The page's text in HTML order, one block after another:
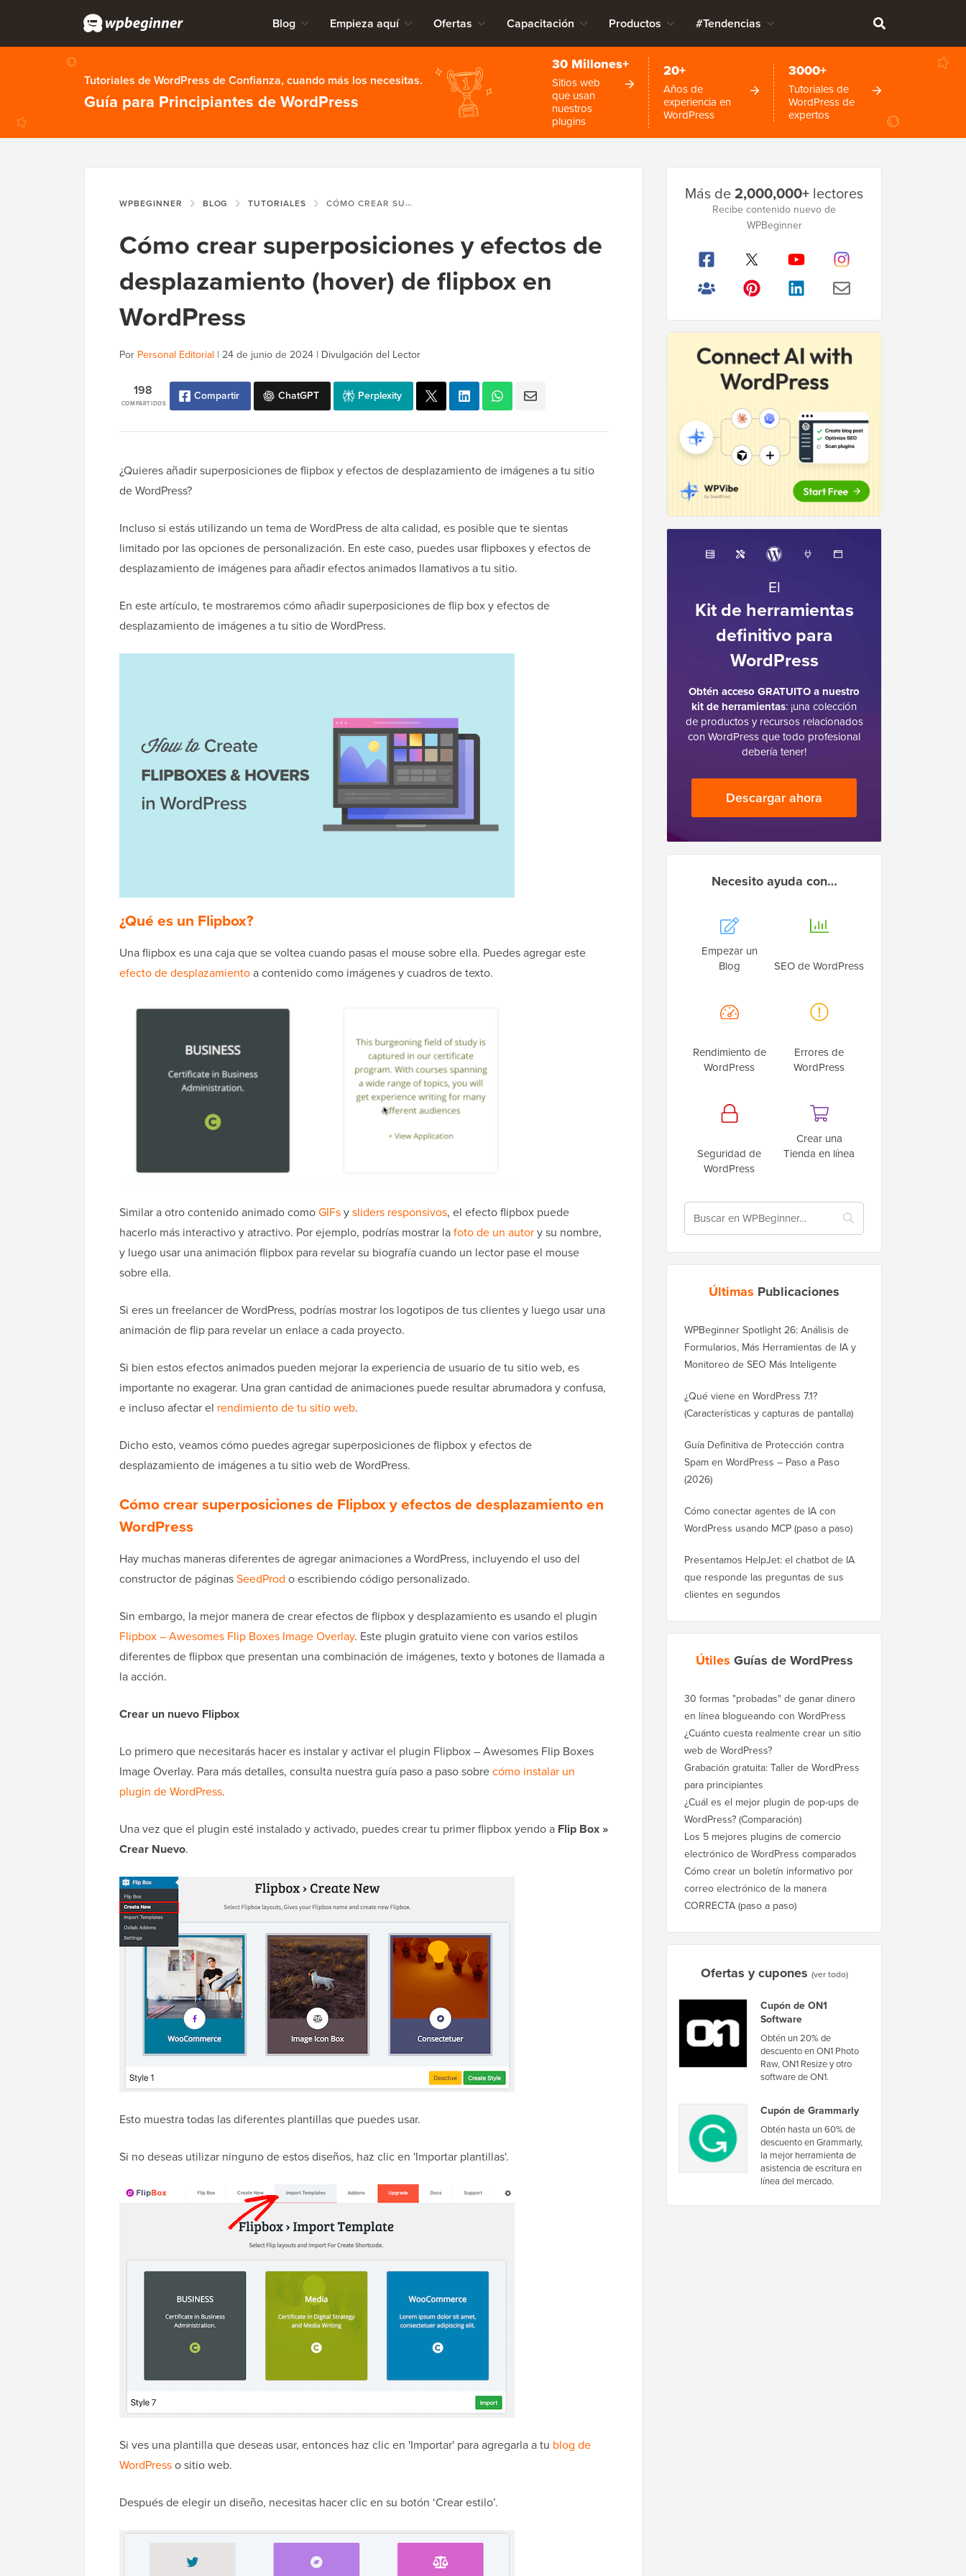
Blog Empieza aquí Ofertas Capacitación Productos #Tendencias
Tutoriales de WordPress de Confianza, cuando más los necesitas.
Guía para Principiantes de WordPress
30 Millones+
Sitios web
que usan
nuestros
plugins
20+
Años de
experiencia en
WordPress
3000+
Tutoriales de
WordPress de
expertos
WPBEGINNER BLOG TUTORIALES CÓMO CREAR SUPERPOSICIONES Y EFECTOS DE DESPLAZAMIENTO (HOVER) DE FLIPBOX EN WORDPRESS
Cómo crear superposiciones y efectos de
desplazamiento (hover) de flipbox en
WordPress
Por Personal Editorial | 24 de junio de 2024 | Divulgación del Lector
COMPARTIDOS
198 Compartir ChatGPT Perplexity
¿Quieres añadir superposiciones de flipbox y efectos de desplazamiento de imágenes a tu sitio
de WordPress?
Incluso si estás utilizando un tema de WordPress de alta calidad, es posible que te sientas
limitado por las opciones de personalización. En este caso, puedes usar flipboxes y efectos de
desplazamiento de imágenes para añadir efectos animados llamativos a tu sitio.
En este artículo, te mostraremos cómo añadir superposiciones de flip box y efectos de
desplazamiento de imágenes a tu sitio de WordPress.
¿Qué es un Flipbox?
Una flipbox es una caja que se voltea cuando pasas el mouse sobre ella. Puedes agregar este
efecto de desplazamientoa contenido como imágenes y cuadros de texto.
Similar a otro contenido animado comoGIFsysliders responsivos, el efecto flipbox puede
hacerlo más interactivo y atractivo. Por ejemplo, podrías mostrar lafoto de un autory su nombre,
y luego usar una animación flipbox para revelar su biografía cuando un lector pase el mouse
sobre ella.
Si eres un freelancer de WordPress, podrías mostrar los logotipos de tus clientes y luego usar una
animación de flip para revelar un enlace a cada proyecto.
Si bien estos efectos animados pueden mejorar la experiencia de usuario de tu sitio web, es
importante no exagerar. Una gran cantidad de animaciones puede resultar abrumadora y confusa,
e incluso afectar el rendimiento de tu sitio web.
Dicho esto, veamos cómo puedes agregar superposiciones de flipbox y efectos de
desplazamiento de imágenes a tu sitio web de WordPress.
Cómo crear superposiciones de Flipbox y efectos de desplazamiento en
WordPress
Hay muchas maneras diferentes de agregar animaciones a WordPress, incluyendo el uso del
constructor de páginasSeedProd o escribiendo código personalizado.
Sin embargo, la mejor manera de crear efectos de flipbox y desplazamiento es usando el plugin
Flipbox – Awesomes Flip Boxes Image Overlay. Este plugin gratuito viene con varios estilos
diferentes de flipbox que presentan una combinación de imágenes, texto y botones de llamada a
la acción.
Crear un nuevo Flipbox
Lo primero que necesitarás hacer es instalar y activar el plugin Flipbox – Awesomes Flip Boxes
Image Overlay. Para más detalles, consulta nuestra guía paso a paso sobrecómo instalar un
plugin de WordPress.
Una vez que el plugin esté instalado y activado, puedes crear tu primer flipbox yendo a Flip Box »
Crear Nuevo.
Esto muestra todas las diferentes plantillas que puedes usar.
Si no deseas utilizar ninguno de estos diseños, haz clic en 'Importar plantillas'.
Si ves una plantilla que deseas usar, entonces haz clic en 'Importar' para agregarla a tu blog de
WordPresso sitio web.
Después de elegir un diseño, necesitas hacer clic en su botón ‘Crear estilo’.
lateral
Más de2,000,000+ lectores
Recibe contenido nuevo de
WPBeginner
El
Kit de herramientas
definitivo para
WordPress
Obtén acceso GRATUITO a nuestro
kit de herramientas: ¡una colección
de productos y recursos relacionados
con WordPress que todo profesional
debería tener!
Descargar ahora
Necesito ayuda con…
Empezar un
Blog
SEO de WordPress
Rendimiento de
WordPress
Errores de
WordPress
Seguridad de
WordPress
Crear una
Tienda en línea
Últimas Publicaciones
WPBeginner Spotlight 26: Análisis de
Formularios, Más Herramientas de IA y
Monitoreo de SEO Más Inteligente
¿Qué viene en WordPress 7.1?
(Características y capturas de pantalla)
Guía Definitiva de Protección contra
Spam en WordPress – Paso a Paso
(2026)
Cómo conectar agentes de IA con
WordPress usando MCP (paso a paso)
Presentamos HelpJet: el chatbot de IA
que responde las preguntas de sus
clientes en segundos
Útiles Guías de WordPress
30 formas "probadas" de ganar dinero
en línea blogueando con WordPress
¿Cuánto cuesta realmente crear un sitio
web de WordPress?
Grabación gratuita: Taller de WordPress
para principiantes
¿Cuál es el mejor plugin de pop-ups de
WordPress? (Comparación)
Los 5 mejores plugins de comercio
electrónico de WordPress comparados
Cómo crear un boletín informativo por
correo electrónico de la manera
CORRECTA (paso a paso)
Ofertas y cupones (ver todo)
Cupón de ON1
Software
Obtén un 20% de
descuento en ON1 Photo
Raw, ON1 Resize y otro
software de ON1.
Cupón de Grammarly
Obtén hasta un 60% de
descuento en Grammarly,
la mejor herramienta de
asistencia de escritura en
línea del mercado.